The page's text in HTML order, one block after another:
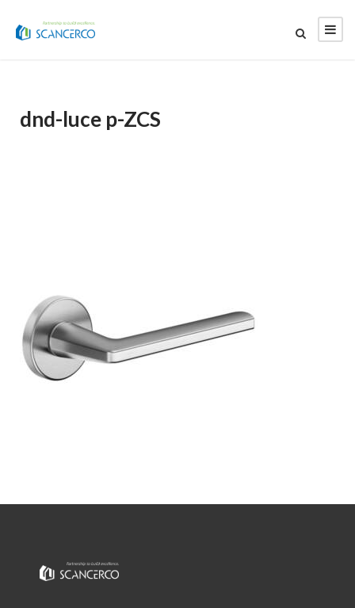
dnd-luce p-ZCS